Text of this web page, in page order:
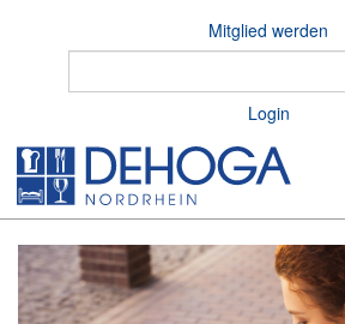
Mitglied werden
Login